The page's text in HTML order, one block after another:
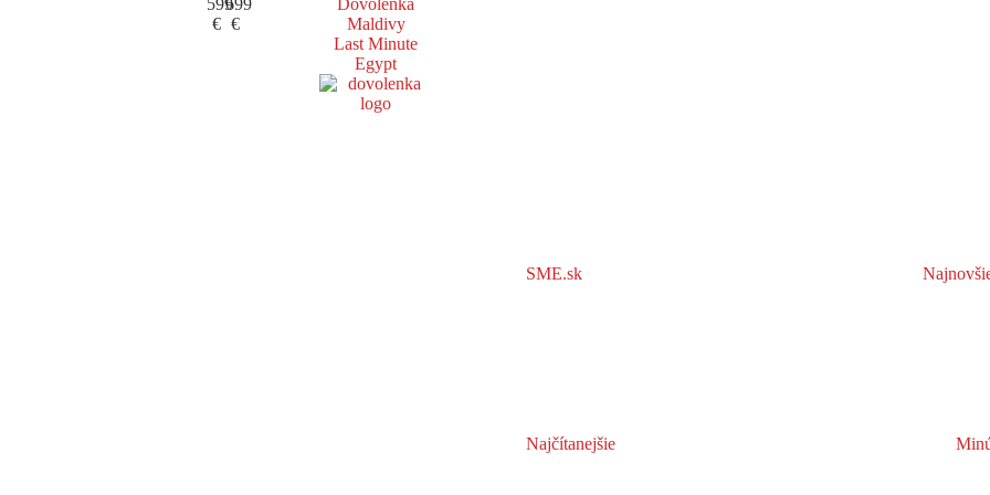
599
€
699
€
Dovolenka
Maldivy
Last Minute
Egypt
SME.sk
Najčítanejšie